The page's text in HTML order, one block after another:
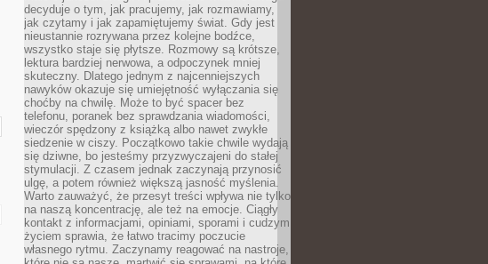
decyduje o tym, jak pracujemy, jak rozmawiamy,
jak czytamy i jak zapamiętujemy świat. Gdy jest
nieustannie rozrywana przez kolejne bodźce,
wszystko staje się płytsze. Rozmowy są krótsze,
lektura bardziej nerwowa, a odpoczynek mniej
skuteczny. Dlatego jednym z najcenniejszych
nawyków okazuje się umiejętność wyłączania się
choćby na chwilę. Może to być spacer bez
telefonu, poranek bez sprawdzania wiadomości,
wieczór spędzony z książką albo nawet zwykłe
siedzenie w ciszy. Początkowo takie chwile wydają
się dziwne, bo jesteśmy przyzwyczajeni do stałej
stymulacji. Z czasem jednak zaczynają przynosić
ulgę, a potem również większą jasność myślenia.
Warto zauważyć, że przesyt treści wpływa nie tylko
na naszą koncentrację, ale też na emocje. Ciągły
kontakt z informacjami, opiniami, sporami i cudzym
życiem sprawia, że łatwo tracimy poczucie
własnego rytmu. Zaczynamy reagować na nastroje,